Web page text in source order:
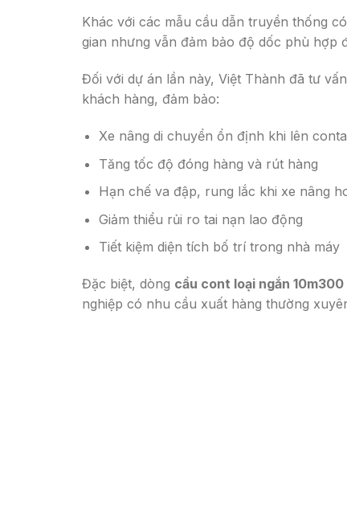
Khác với các mẫu cầu dẫn truyền thống
gian nhưng vẫn đảm bảo độ dốc phù hợp
Đối với dự án lần này, Việt Thành đã tư
khách hàng, đảm bảo:
Xe nâng di chuyển ổn định khi lên
Tăng tốc độ đóng hàng và rút hàng
Hạn chế va đập, rung lắc khi xe nâng
Giảm thiểu rủi ro tai nạn lao động
Tiết kiệm diện tích bố trí trong nhà máy
Đặc biệt, dòng cầu cont loại ngắn 10m300
nghiệp có nhu cầu xuất hàng thường